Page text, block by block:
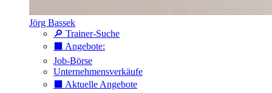
Jörg Bassek
🔎 Trainer-Suche
⬛️ Angebote:
Job-Börse
Unternehmensverkäufe
⬛️ Aktuelle Angebote